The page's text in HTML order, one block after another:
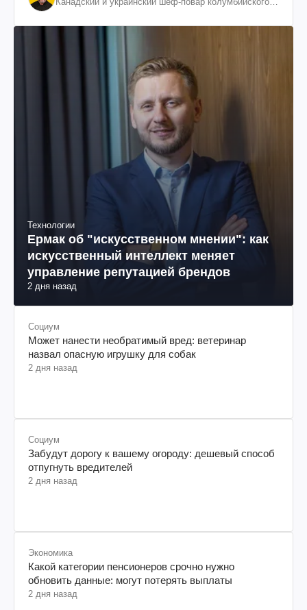
Технологии
Ермак об "искусственном мнении": как
искусственный интеллект меняет
управление репутацией брендов
2 дня назад
Социум
Может нанести необратимый вред: ветеринар
назвал опасную игрушку для собак
2 дня назад
Социум
Забудут дорогу к вашему огороду: дешевый способ
отпугнуть вредителей
2 дня назад
Экономика
Какой категории пенсионеров срочно нужно
обновить данные: могут потерять выплаты
2 дня назад